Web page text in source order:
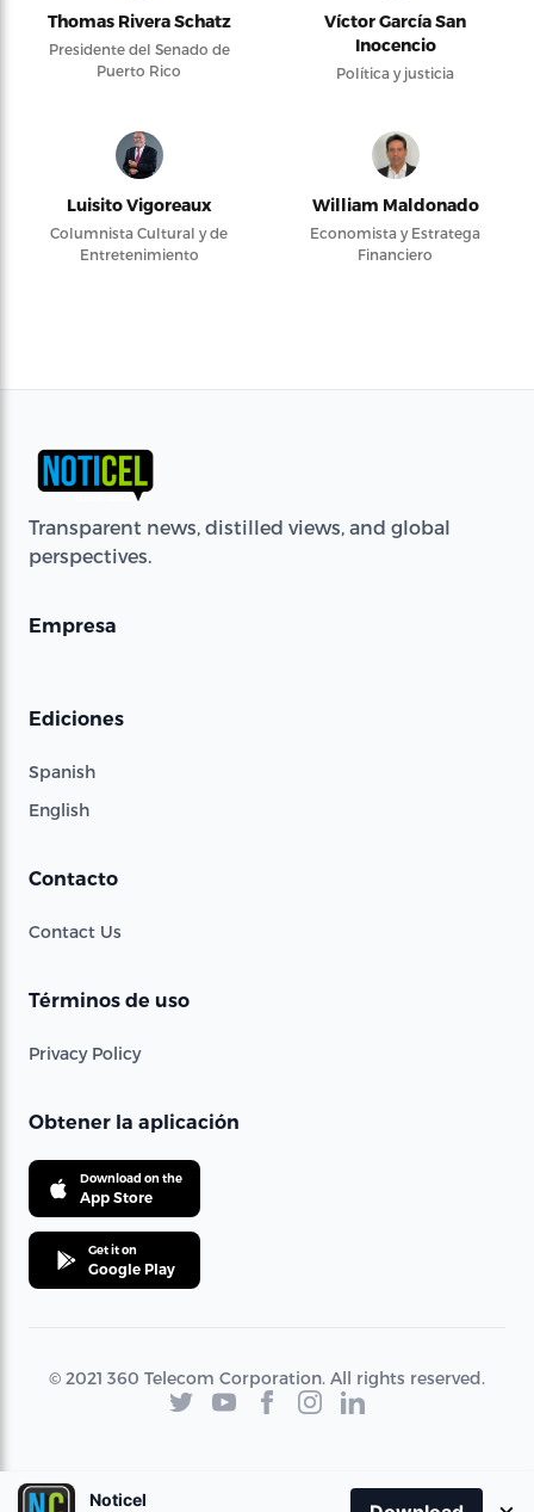
Thomas Rivera Schatz
Presidente del Senado de
Puerto Rico
Víctor García San
Inocencio
Política y justicia
Luisito Vigoreaux
Columnista Cultural y de
Entretenimiento
William Maldonado
Economista y Estratega
Financiero
Transparent news, distilled views, and global
perspectives.
Empresa
Ediciones
Spanish
English
Contacto
Contact Us
Términos de uso
Privacy Policy
Obtener la aplicación
Download on the
App Store
Get it on
Google Play
© 2021 360 Telecom Corporation. All rights reserved.
Noticel